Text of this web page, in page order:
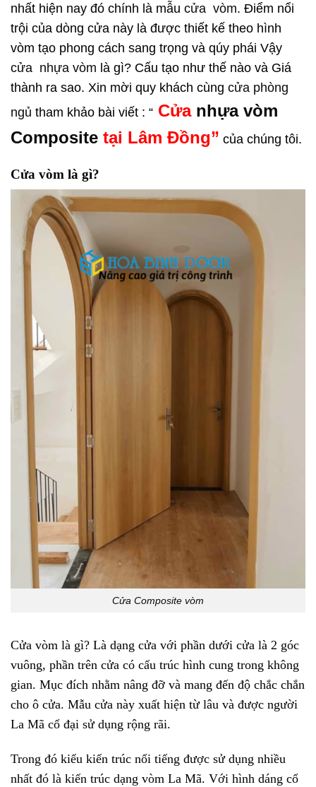
nhất hiện nay đó chính là mẫu cửa vòm. Điểm nổi
trội của dòng cửa này là được thiết kế theo hình
vòm tạo phong cách sang trọng và qúy phái Vậy
cửa nhựa vòm là gì? Cấu tạo như thế nào và Giá
thành ra sao. Xin mời quy khách cùng cửa phòng
ngủ tham khảo bài viết : “ Cửa nhựa vòm
Composite tại Lâm Đồng” của chúng tôi.
Cửa vòm là gì?
Cửa Composite vòm
Cửa vòm là gì? Là dạng cửa với phần dưới cửa là 2 góc
vuông, phần trên cửa có cấu trúc hình cung trong không
gian. Mục đích nhằm nâng đỡ và mang đến độ chắc chắn
cho ô cửa. Mẫu cửa này xuất hiện từ lâu và được người
La Mã cổ đại sử dụng rộng rãi.
Trong đó kiểu kiến trúc nổi tiếng được sử dụng nhiều
nhất đó là kiến trúc dạng vòm La Mã. Với hình dáng cổ